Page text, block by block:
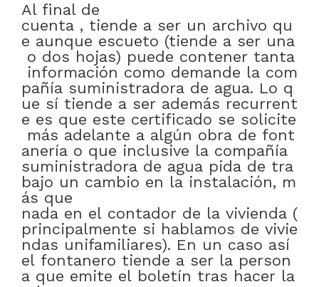
Al final de
cuenta , tiende a ser un archivo qu
e aunque escueto (tiende a ser una
o dos hojas) puede contener tanta
información como demande la com
pañía suministradora de agua. Lo q
ue sí tiende a ser además recurrent
e es que este certificado se solicite
más adelante a algún obra de font
anería o que inclusive la compañía
suministradora de agua pida de tra
bajo un cambio en la instalación, m
ás que
nada en el contador de la vivienda (
principalmente si hablamos de vivie
ndas unifamiliares). En un caso así
el fontanero tiende a ser la person
a que emite el boletín tras hacer la